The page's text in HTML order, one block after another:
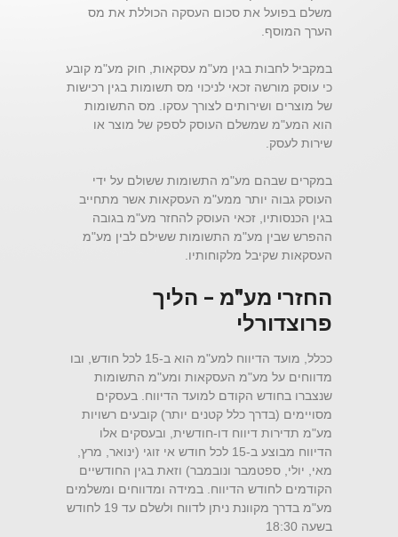
משלם בפועל את סכום העסקה הכוללת את מס
הערך המוסף.
במקביל לחבות בגין מע"מ עסקאות, חוק מע"מ קובע
כי עוסק מורשה זכאי לניכוי מס תשומות בגין רכישות
של מוצרים ושירותים לצורך עסקו. מס התשומות
הוא המע"מ שמשלם העוסק לספק של מוצר או
שירות לעסק.
במקרים שבהם מע"מ התשומות ששולם על ידי
העוסק גבוה יותר ממע"מ העסקאות אשר מתחייב
בגין הכנסותיו, זכאי העוסק להחזר מע"מ בגובה
ההפרש שבין מע"מ התשומות ששילם לבין מע"מ
העסקאות שקיבל מלקוחותיו.
החזרי מע"מ – הליך
פרוצדורלי
ככלל, מועד הדיווח למע"מ הוא ב-15 לכל חודש, ובו
מדווחים על מע"מ העסקאות ומע"מ התשומות
שנצברו בחודש הקודם למועד הדיווח. בעסקים
מסויימים (בדרך כלל קטנים יותר) קובעים רשויות
מע"מ תדירות דיווח דו-חודשית, ובעסקים אלו
הדיווח מבוצע ב-15 לכל חודש אי זוגי (ינואר, מרץ,
מאי, יולי, ספטמבר ונובמבר) וזאת בגין החודשיים
הקודמים לחודש הדיווח. במידה ומדווחים ומשלמים
מע"מ בדרך מקוונת ניתן לדווח ולשלם עד 19 לחודש
בשעה 18:30